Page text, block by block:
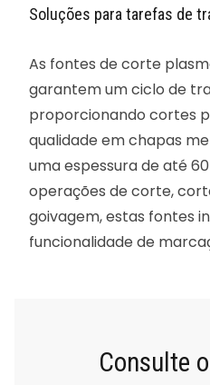
Soluções para tarefas de
As fontes de corte
garantem um ciclo de
proporcionando cortes
qualidade em chapas
uma espessura de até
operações de corte,
goivagem, estas fontes
funcionalidade de
Consulte